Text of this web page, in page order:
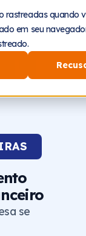
rastreadas quando
em seu
se